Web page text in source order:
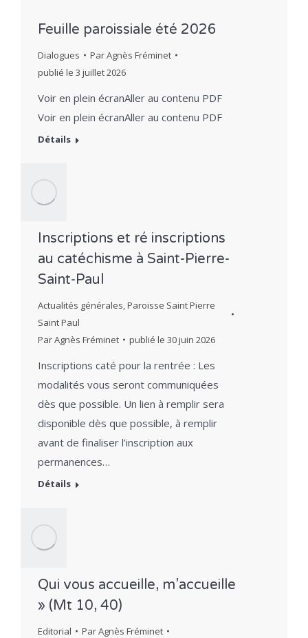
Feuille paroissiale été 2026
Dialogues ParAgnès Fréminet
publié le 3 juillet 2026
Voir en plein écranAller au contenu PDF
Voir en plein écranAller au contenu PDF
Détails
Inscriptions et ré inscriptions
au catéchisme à Saint-Pierre-
Saint-Paul
Actualités générales,Paroisse Saint Pierre
Saint Paul
ParAgnès Fréminet publié le 30 juin 2026
Inscriptions caté pour la rentrée : Les
modalités vous seront communiquées
dès que possible. Un lien à remplir sera
disponible dès que possible, à remplir
avant de finaliser l’inscription aux
permanences…
Détails
Qui vous accueille, m’accueille
» (Mt 10, 40)
Editorial ParAgnès Fréminet